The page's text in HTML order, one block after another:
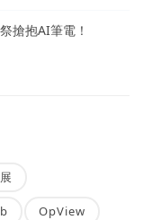
搶抱AI筆電！
OpView